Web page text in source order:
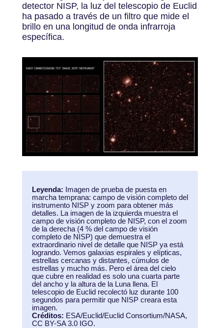
detector NISP, la luz del telescopio de Euclid
ha pasado a través de un filtro que mide el
brillo en una longitud de onda infrarroja
específica.
Leyenda: Imagen de prueba de puesta en
marcha temprana: campo de visión completo del
instrumento NISP y zoom para obtener más
detalles. La imagen de la izquierda muestra el
campo de visión completo de NISP, con el zoom
de la derecha (4 % del campo de visión
completo de NISP) que demuestra el
extraordinario nivel de detalle que NISP ya está
logrando. Vemos galaxias espirales y elípticas,
estrellas cercanas y distantes, cúmulos de
estrellas y mucho más. Pero el área del cielo
que cubre en realidad es solo una cuarta parte
del ancho y la altura de la Luna llena. El
telescopio de Euclid recolectó luz durante 100
segundos para permitir que NISP creara esta
imagen.
Créditos: ESA/Euclid/Euclid Consortium/NASA,
CC BY-SA 3.0 IGO.